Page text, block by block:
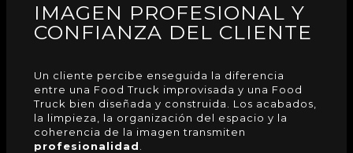
IMAGEN PROFESIONAL Y
CONFIANZA DEL CLIENTE
Un cliente percibe enseguida la diferencia
entre una Food Truck improvisada y una Food
Truck bien diseñada y construida. Los acabados,
la limpieza, la organización del espacio y la
coherencia de la imagen transmiten
profesionalidad